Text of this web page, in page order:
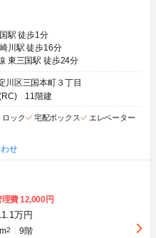
駅 徒歩1分
川駅 徒歩16分
東三国駅 徒歩24分
川区三国本町３丁目
11階建
ロック 宅配ボックス エレベーター
せ
理費12,000円
万円
2 9階